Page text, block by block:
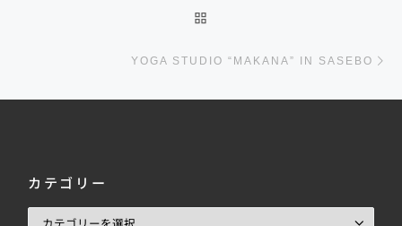
YOGA STUDIO “MAKANA” IN SASEBO
カテゴリー